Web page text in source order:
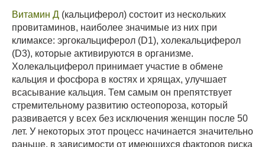
Витамин Д (кальциферол) состоит из нескольких
провитаминов, наиболее значимые из них при
климаксе: эргокальциферол (D1), холекальциферол
(D3), которые активируются в организме.
Холекальциферол принимает участие в обмене
кальция и фосфора в костях и хрящах, улучшает
всасывание кальция. Тем самым он препятствует
стремительному развитию остеопороза, который
развивается у всех без исключения женщин после 50
лет. У некоторых этот процесс начинается значительно
раньше, в зависимости от имеющихся факторов риска